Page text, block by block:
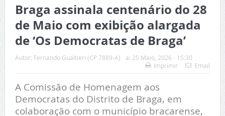
Braga assinala centenário do 28
de Maio com exibição alargada
de ‘Os Democratas de Braga’
Autor: Fernando Gualtieri (CP 7889-A) a: 25 Maio, 2026 - 15:30
Imprimir
Email
A Comissão de Homenagem aos
Democratas do Distrito de Braga, em
colaboração com o município bracarense,